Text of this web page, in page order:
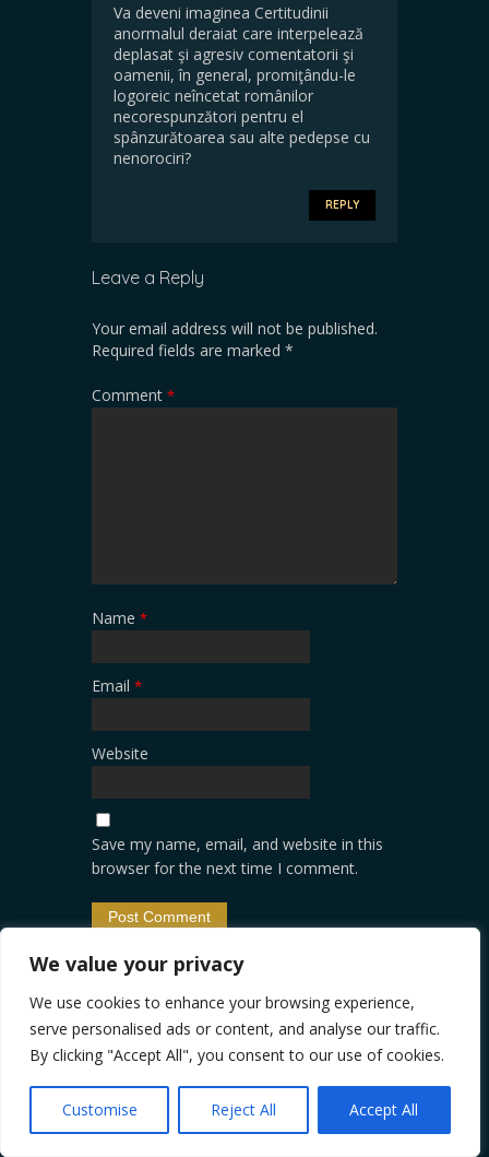
We value your privacy
We use cookies to enhance your browsing experience,
serve personalised ads or content, and analyse our traffic.
By clicking "Accept All", you consent to our use of cookies.
Customise Reject All Accept All
Va deveni imaginea Certitudinii
anormalul deraiat care interpelează
deplasat şi agresiv comentatorii şi
oamenii, în general, promiţându-le
logoreic neîncetat românilor
necorespunzători pentru el
spânzurătoarea sau alte pedepse cu
nenorociri?
REPLY
Leave a Reply
Your email address will not be published.
Required fields are marked *
Comment *
Name *
Email *
Website
Save my name, email, and website in this
browser for the next time I comment.
CATEGORIES
Antet